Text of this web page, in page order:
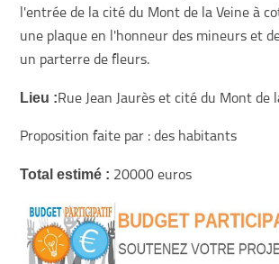
l'entrée de la cité du Mont de la Veine à
une plaque en l'honneur des mineurs et
un parterre de fleurs.
Lieu :Rue Jean Jaurès et cité du Mont de
Proposition faite par : des habitants
Total estimé : 20000 euros